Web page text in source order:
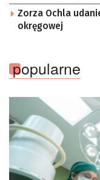
Zorza Ochla
okręgowej
popularne